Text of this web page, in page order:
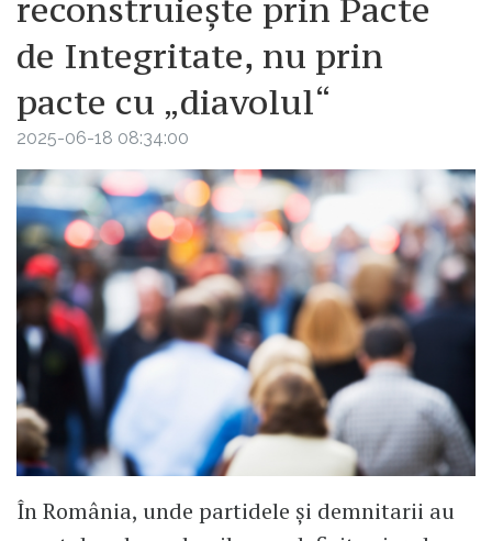
reconstruiește prin Pacte
de Integritate, nu prin
pacte cu „diavolul“
2025-06-18 08:34:00
În România, unde partidele și demnitarii au